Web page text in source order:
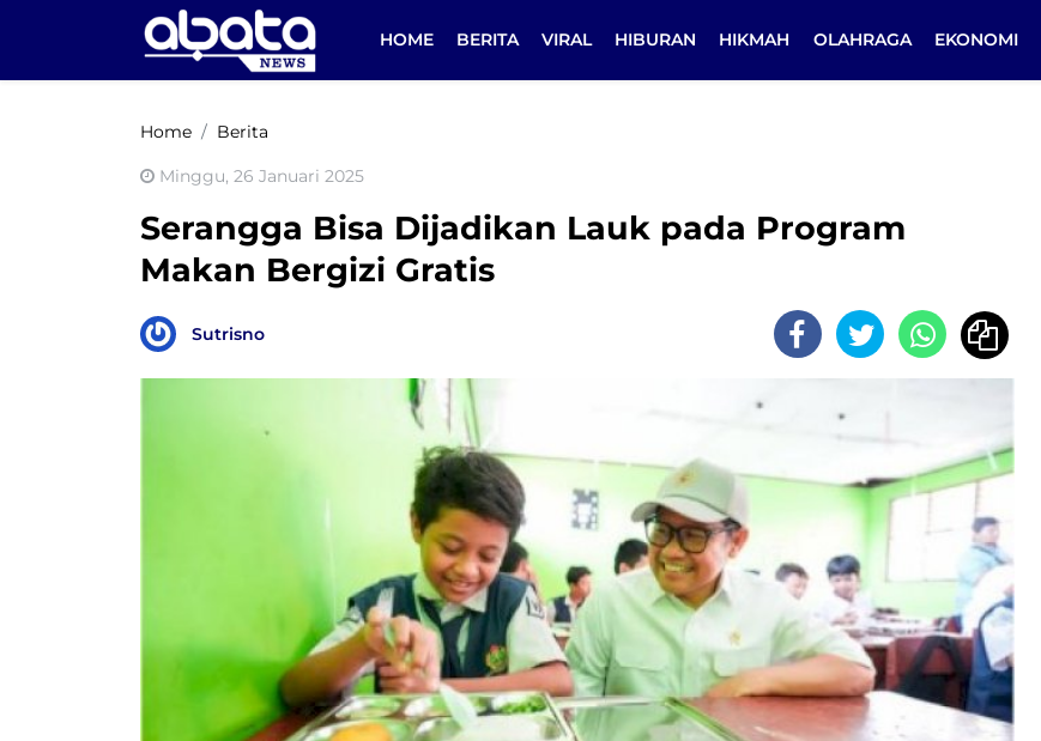
HOME BERITA VIRAL HIBURAN HIKMAH OLAHRAGA EKONOMI
Home Berita
Minggu, 26 Januari 2025
Serangga Bisa Dijadikan Lauk pada Program
Makan Bergizi Gratis
Sutrisno